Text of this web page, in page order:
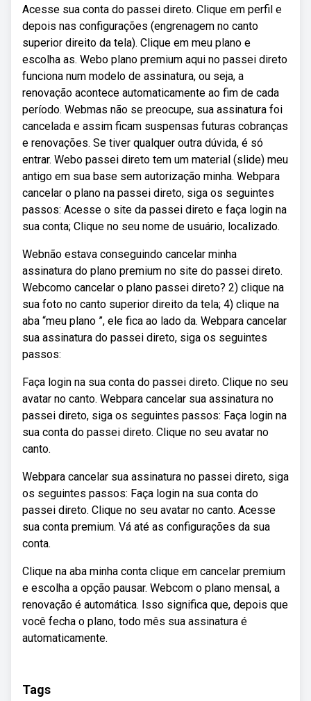
Acesse sua conta do passei direto. Clique em perfil e
depois nas configurações (engrenagem no canto
superior direito da tela). Clique em meu plano e
escolha as. Webo plano premium aqui no passei direto
funciona num modelo de assinatura, ou seja, a
renovação acontece automaticamente ao fim de cada
período. Webmas não se preocupe, sua assinatura foi
cancelada e assim ficam suspensas futuras cobranças
e renovações. Se tiver qualquer outra dúvida, é só
entrar. Webo passei direto tem um material (slide) meu
antigo em sua base sem autorização minha. Webpara
cancelar o plano na passei direto, siga os seguintes
passos: Acesse o site da passei direto e faça login na
sua conta; Clique no seu nome de usuário, localizado.
Webnão estava conseguindo cancelar minha
assinatura do plano premium no site do passei direto.
Webcomo cancelar o plano passei direto? 2) clique na
sua foto no canto superior direito da tela; 4) clique na
aba “meu plano ”, ele fica ao lado da. Webpara cancelar
sua assinatura do passei direto, siga os seguintes
passos:
Faça login na sua conta do passei direto. Clique no seu
avatar no canto. Webpara cancelar sua assinatura no
passei direto, siga os seguintes passos: Faça login na
sua conta do passei direto. Clique no seu avatar no
canto.
Webpara cancelar sua assinatura no passei direto, siga
os seguintes passos: Faça login na sua conta do
passei direto. Clique no seu avatar no canto. Acesse
sua conta premium. Vá até as configurações da sua
conta.
Clique na aba minha conta clique em cancelar premium
e escolha a opção pausar. Webcom o plano mensal, a
renovação é automática. Isso significa que, depois que
você fecha o plano, todo mês sua assinatura é
automaticamente.
Tags